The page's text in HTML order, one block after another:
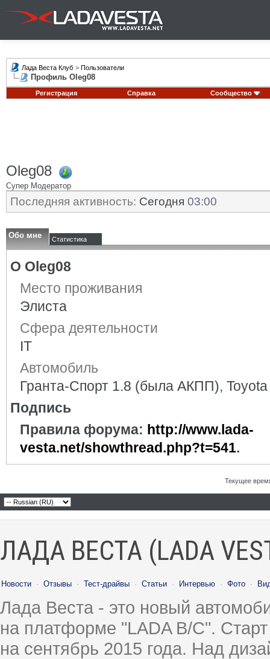
Лада Веста Клуб > Пользователи
Профиль Oleg08
Регистрация Справка Сообщество
Oleg08
Супер Модератор
Последняя активность: Сегодня 03:00
Обо мне Статистика
О Oleg08
Место проживания
Элиста
Сфера деятельности
IT
Автомобиль
Гранта-Спорт 1.8 (была АКПП),
Подпись
Правила форума: http://www.lada-
vesta.net/showthread.php?t=541.
Текущее
ЛАДА ВЕСТА (LADA
Новости · Отзывы · Тест-драйвы · Статьи · Интервью · Фото ·
Лада Веста - это новый
на платформе "LADA B/C".
на сентябрь 2015 года. Над